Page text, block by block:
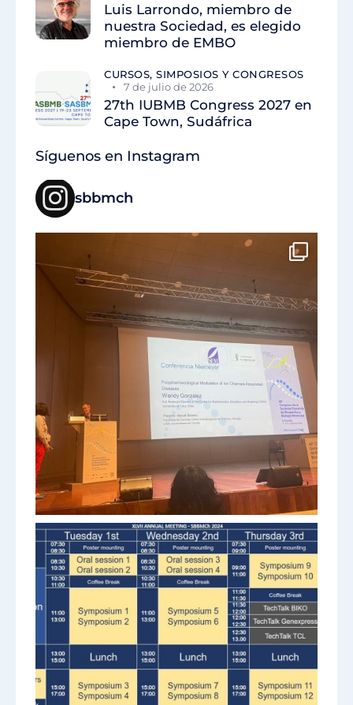
Luis Larrondo, miembro de
nuestra Sociedad, es elegido
miembro de EMBO
CURSOS, SIMPOSIOS Y CONGRESOS
7 de julio de 2026
27th IUBMB Congress 2027 en
Cape Town, Sudáfrica
Síguenos en Instagram
sbbmch